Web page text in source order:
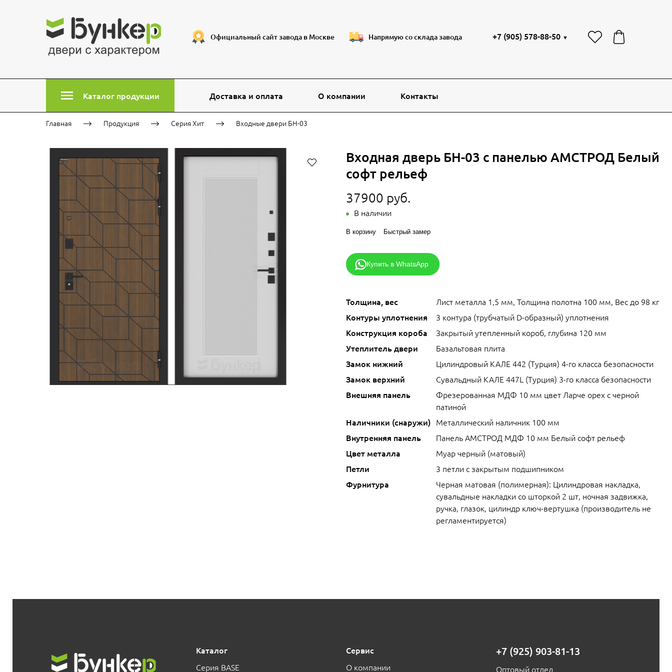
Официальный сайт завода в Москве Напрямую со склада завода +7 (905) 578-88-50 ▼
Каталог продукции Доставка и оплата О компании Контакты
Главная Продукция Серия Хит Входные двери БН-03
Входная дверь БН-03 с панелью АМСТРОД Белый
софт рельеф
37900 руб.
В наличии
В корзину Быстрый замер
Купить в WhatsApp
Толщина, вес
Лист металла 1,5 мм, Толщина полотна 100 мм, Вес до 98 кг
Контуры уплотнения
3 контура (трубчатый D-образный) уплотнения
Конструкция короба
Закрытый утепленный короб, глубина 120 мм
Утеплитель двери
Базальтовая плита
Замок нижний
Цилиндровый КАЛЕ 442 (Турция) 4-го класса безопасности
Замок верхний
Сувальдный КАЛЕ 447L (Турция) 3-го класса безопасности
Внешняя панель
Фрезерованная МДФ 10 мм цвет Ларче орех с черной
патиной
Наличники (снаружи) Металлический наличник 100 мм
Внутренняя панель
Панель АМСТРОД МДФ 10 мм Белый софт рельеф
Цвет металла
Муар черный (матовый)
Петли
3 петли с закрытым подшипником
Фурнитура
Черная матовая (полимерная): Цилиндровая накладка,
сувальдные накладки со шторкой 2 шт, ночная задвижка,
ручка, глазок, цилиндр ключ-вертушка (производитель не
регламентируется)
Каталог
Серия BASE
Сервис
О компании
+7 (925) 903-81-13
Оптовый отдел